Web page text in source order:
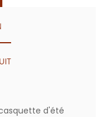
d'été